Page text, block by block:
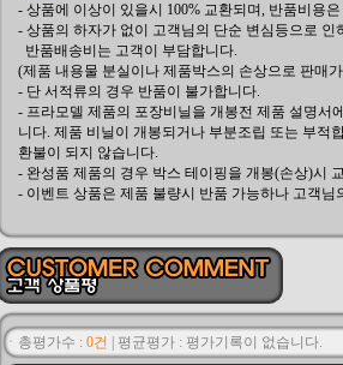
- 상품에 이상이 있을시 100% 교환되며, 반품비용
- 상품의 하자가 없이 고객님의 단순 변심등으로
반품배송비는 고객이 부담합니다.
(제품 내용물 분실이나 제품박스의 손상으로 판매
- 단 서적류의 경우 반품이 불가합니다.
- 프라모델 제품의 포장비닐을 개봉전 제품 설명서
니다. 제품 비닐이 개봉되거나 부분조립 또는 부적
환불이 되지 않습니다.
- 완성품 제품의 경우 박스 테이핑을 개봉(손상)시
- 이벤트 상품은 제품 불량시 반품 가능하나 고객
ㆍ총평가수 : 0건 평균평가 : 평가기록이 없습니다.